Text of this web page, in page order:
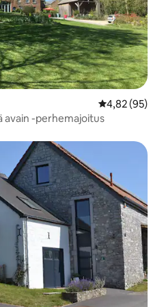
4,82 (95)
avain -perhemajoitus